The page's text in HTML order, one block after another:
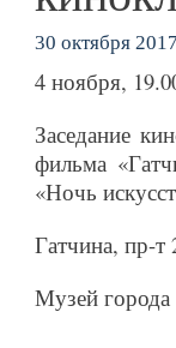
30 октября
4 ноября,
Заседание
фильма
«Ночь
Гатчина, пр-т
Музей